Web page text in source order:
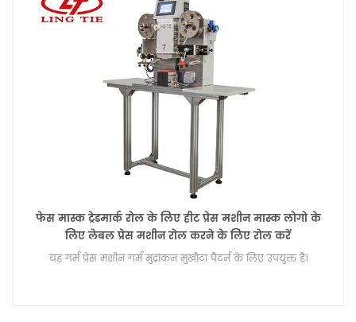
फेस मास्क ट्रेडमार्क रोल के लिए हीट प्रेस मशीन मास्क लोगो के
लिए लेबल प्रेस मशीन रोल करने के लिए रोल करें
यह गर्म प्रेस मशीन गर्म मुद्रांकन मुखौटा पैटर्न के लिए उपयुक्त है।